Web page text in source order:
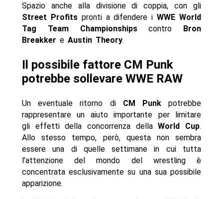
Spazio anche alla divisione di coppia, con gli
Street Profitspronti a difendere iWWE World
Tag Team Championshipscontro Bron
Breakker e Austin Theory.
Il possibile fattore CM Punk
potrebbe sollevare WWE RAW
Un eventuale ritorno di CM Punkpotrebbe
rappresentare un aiuto importante per limitare
gli effetti della concorrenza dellaWorld Cup.
Allo stesso tempo, però, questa non sembra
essere una di quelle settimane in cui tutta
l’attenzione del mondo del wrestling è
concentrata esclusivamente su una sua possibile
apparizione.